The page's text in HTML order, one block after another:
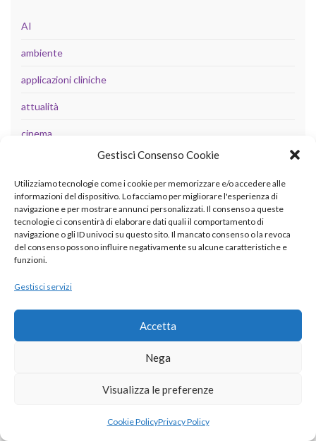
Gestisci Consenso Cookie
Utilizziamo tecnologie come i cookie per memorizzare e/o accedere alle
informazioni del dispositivo. Lo facciamo per migliorare l'esperienza di
navigazione e per mostrare annunci personalizzati. Il consenso a queste
tecnologie ci consentirà di elaborare dati quali il comportamento di
navigazione o gli ID univoci su questo sito. Il mancato consenso o la revoca
del consenso possono influire negativamente su alcune caratteristiche e
funzioni.
Gestisci servizi
Accetta
Nega
Visualizza le preferenze
Cookie PolicyPrivacy Policy
AI
ambiente
applicazioni cliniche
attualità
cinema
database
design patterns
didattica
GIS